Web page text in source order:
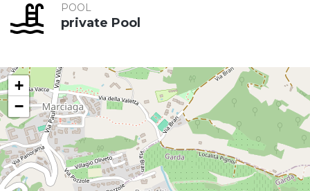
POOL
private Pool
+
−